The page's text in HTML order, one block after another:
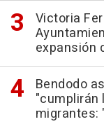
Victoria
expansión
Bendodo
"cumplirán
migrantes: